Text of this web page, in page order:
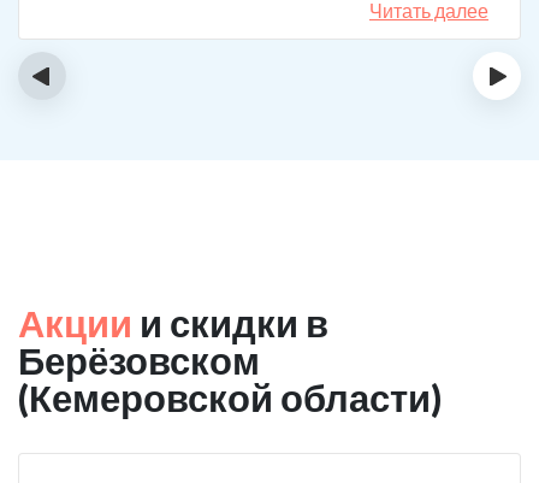
думали, что все лечение бесполезно, но решили
попробовать и отправить родственника в клинику на
Читать далее
‹ ›
Акции и скидки в
Берёзовском
(Кемеровской области)